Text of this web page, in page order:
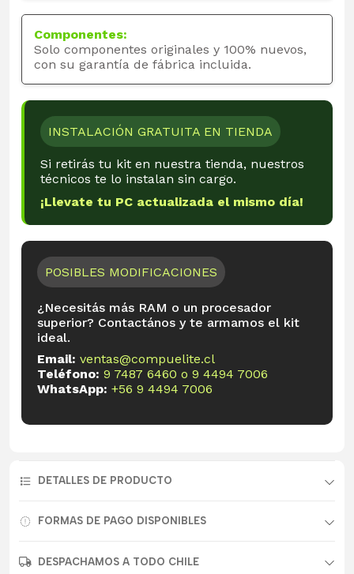
Componentes:
Solo componentes originales y 100% nuevos,
con su garantía de fábrica incluida.
INSTALACIÓN GRATUITA EN TIENDA
Si retirás tu kit en nuestra tienda, nuestros
técnicos te lo instalan sin cargo.
¡Llevate tu PC actualizada el mismo día!
POSIBLES MODIFICACIONES
¿Necesitás más RAM o un procesador
superior? Contactános y te armamos el kit
ideal.
Email: ventas@compuelite.cl
Teléfono: 9 7487 6460 o 9 4494 7006
WhatsApp: +56 9 4494 7006
DETALLES DE PRODUCTO
FORMAS DE PAGO DISPONIBLES
DESPACHAMOS A TODO CHILE